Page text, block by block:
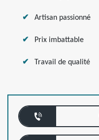
Artisan passionné
Prix imbattable
Travail de qualité